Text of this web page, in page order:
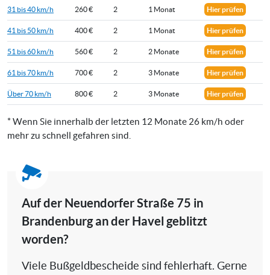
31 bis 40 km/h 260 € 2 1 Monat Hier prüfen
41 bis 50 km/h 400 € 2 1 Monat Hier prüfen
51 bis 60 km/h 560 € 2 2 Monate Hier prüfen
61 bis 70 km/h 700 € 2 3 Monate Hier prüfen
Über 70 km/h 800 € 2 3 Monate Hier prüfen
* Wenn Sie innerhalb der letzten 12 Monate 26 km/h oder
mehr zu schnell gefahren sind.
Auf der Neuendorfer Straße 75 in
Brandenburg an der Havel geblitzt
worden?
Viele Bußgeldbescheide sind fehlerhaft. Gerne